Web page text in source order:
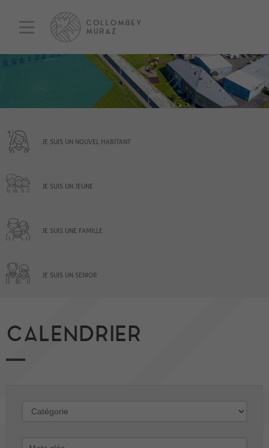
JE SUIS UN NOUVEL HABITANT
JE SUIS UN JEUNE
JE SUIS UNE FAMILLE
JE SUIS UN SENIOR
CALENDRIER